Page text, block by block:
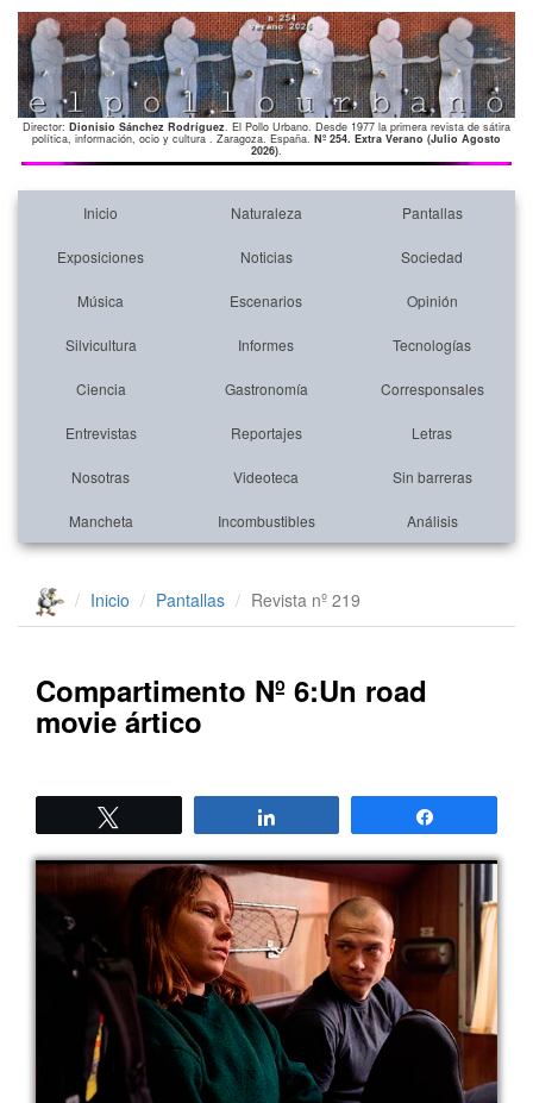
Director: Dionisio Sánchez Rodríguez. El Pollo Urbano. Desde 1977 la primera revista de sátira
política, información, ocio y cultura . Zaragoza. España. Nº 254. Extra Verano (Julio Agosto
2026).
Inicio Naturaleza Pantallas
Exposiciones Noticias Sociedad
Música Escenarios Opinión
Silvicultura Informes Tecnologías
Ciencia Gastronomía Corresponsales
Entrevistas Reportajes Letras
Nosotras Videoteca Sin barreras
Mancheta Incombustibles Análisis
Inicio Pantallas Revista nº 219
Compartimento Nº 6:Un road
movie ártico